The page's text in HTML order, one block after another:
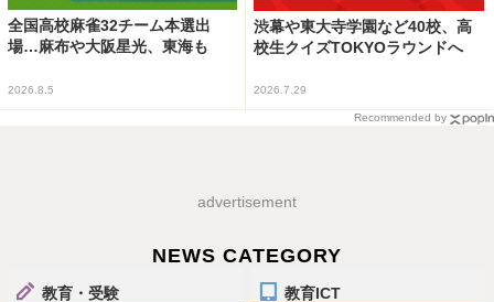
全国高校麻雀32チーム本選出
場…麻布や大阪星光、東海も
2026.8.5
渋幕や東大寺学園など40校、高
校生クイズTOKYOラウンドへ
2026.7.29
Recommended by
advertisement
NEWS CATEGORY
教育・受験 教育ICT